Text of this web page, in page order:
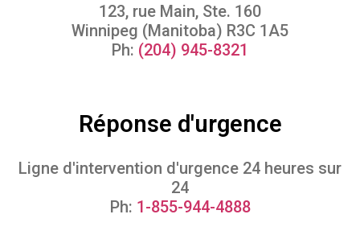
123, rue Main, Ste. 160
Winnipeg (Manitoba) R3C 1A5
Ph: (204) 945-8321
Réponse d'urgence
Ligne d'intervention d'urgence 24 heures sur
24
Ph: 1-855-944-4888